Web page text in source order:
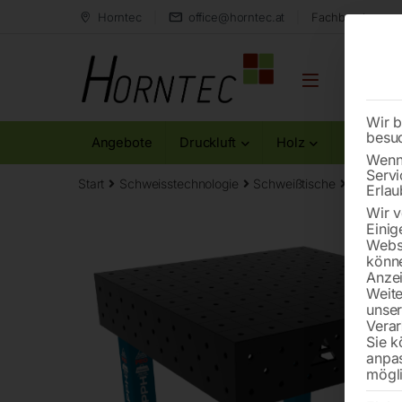
Horntec office@horntec.at Fachberatung
Angebote Druckluft Holz Metall
Start Schweisstechnologie Schweißtische
Wir
Wir
Sie